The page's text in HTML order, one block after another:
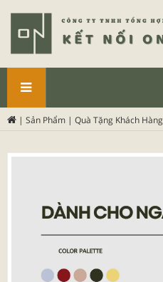
PHẨM
| Sản Phẩm | Quà Tặng Khách Hàng